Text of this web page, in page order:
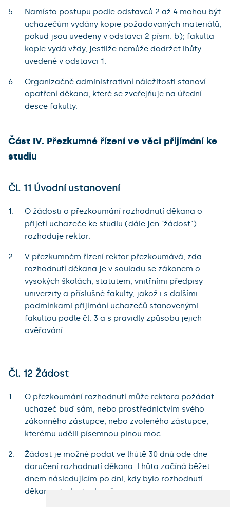
Namísto postupu podle odstavců 2 až 4 mohou být
uchazečům vydány kopie požadovaných materiálů,
pokud jsou uvedeny v odstavci 2 písm. b); fakulta
kopie vydá vždy, jestliže nemůže dodržet lhůty
uvedené v odstavci 1.
Organizačně administrativní náležitosti stanoví
opatření děkana, které se zveřejňuje na úřední
desce fakulty.
Část IV. Přezkumné řízení ve věci přijímání ke
studiu
Čl. 11 Úvodní ustanovení
O žádosti o přezkoumání rozhodnutí děkana o
přijetí uchazeče ke studiu (dále jen "žádost")
rozhoduje rektor.
V přezkumném řízení rektor přezkoumává, zda
rozhodnutí děkana je v souladu se zákonem o
vysokých školách, statutem, vnitřními předpisy
univerzity a příslušné fakulty, jakož i s dalšími
podmínkami přijímání uchazečů stanovenými
fakultou podle čl. 3 a s pravidly způsobu jejich
ověřování.
Čl. 12 Žádost
O přezkoumání rozhodnutí může rektora požádat
uchazeč buď sám, nebo prostřednictvím svého
zákonného zástupce, nebo zvoleného zástupce,
kterému udělil písemnou plnou moc.
Žádost je možné podat ve lhůtě 30 dnů ode dne
doručení rozhodnutí děkana. Lhůta začíná běžet
dnem následujícím po dni, kdy bylo rozhodnutí
děkana studentu doručeno.